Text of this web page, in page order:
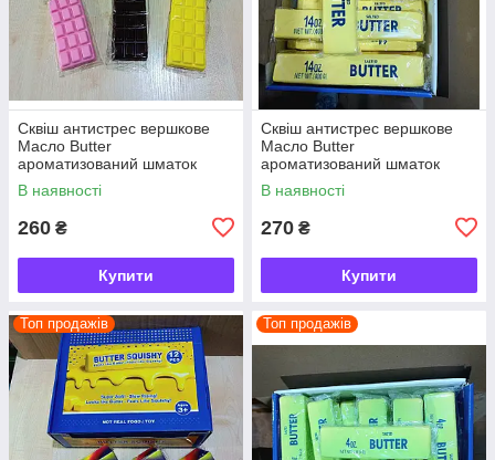
Сквіш антистрес вершкове
Масло Butter
ароматизований шматок
масла 22 см
В наявності
260 ₴
Купити
Сквіш антистрес вершкове
Масло Butter
ароматизований шматок
масла 22 см
В наявності
270 ₴
Купити
Топ продажів Топ продажів